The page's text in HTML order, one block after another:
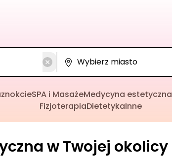
SPA i MasażeMedycyna estetyczna
FizjoterapiaDietetykaInne
w Twojej okolicy